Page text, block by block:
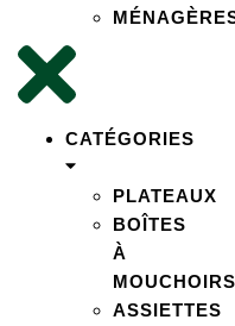
CATÉGORIES
PLATEAUX
BOÎTES
À
MOUCHOIRS
ASSIETTES